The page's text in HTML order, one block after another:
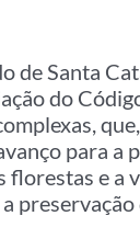
de Santa
do
para a
e a